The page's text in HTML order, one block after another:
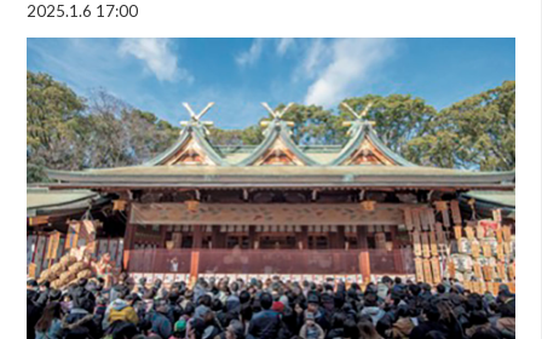
2025.1.6 17:00